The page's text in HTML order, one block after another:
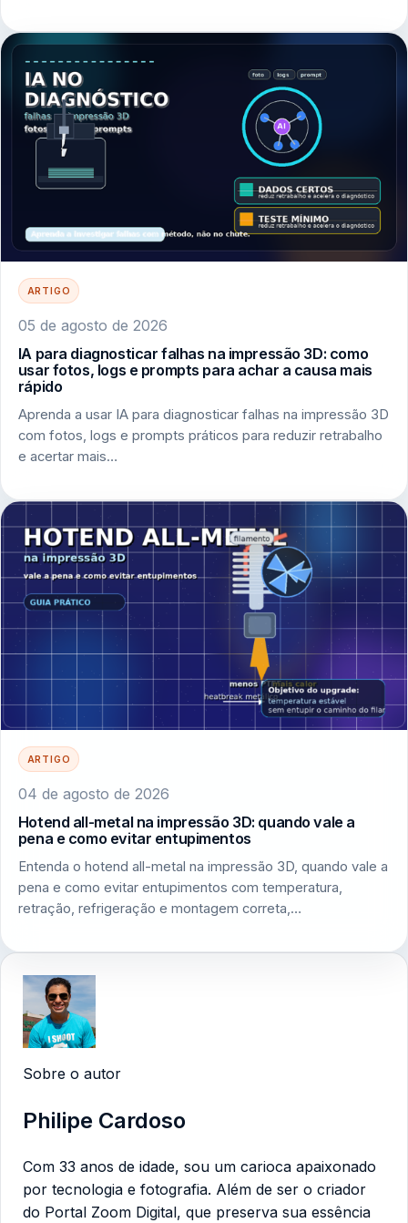
ARTIGO
05 de agosto de 2026
IA para diagnosticar falhas na impressão 3D: como
usar fotos, logs e prompts para achar a causa mais
rápido
Aprenda a usar IA para diagnosticar falhas na impressão 3D
com fotos, logs e prompts práticos para reduzir retrabalho
e acertar mais…
ARTIGO
04 de agosto de 2026
Hotend all-metal na impressão 3D: quando vale a
pena e como evitar entupimentos
Entenda o hotend all-metal na impressão 3D, quando vale a
pena e como evitar entupimentos com temperatura,
retração, refrigeração e montagem correta,…
Sobre o autor
Philipe Cardoso
Com 33 anos de idade, sou um carioca apaixonado
por tecnologia e fotografia. Além de ser o criador
do Portal Zoom Digital, que preserva sua essência